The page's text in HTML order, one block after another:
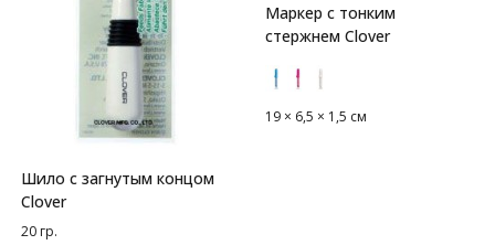
Шило с загнутым концом
Clover
20 гр.
Маркер с тонким
стержнем Clover
19 × 6,5 × 1,5 см